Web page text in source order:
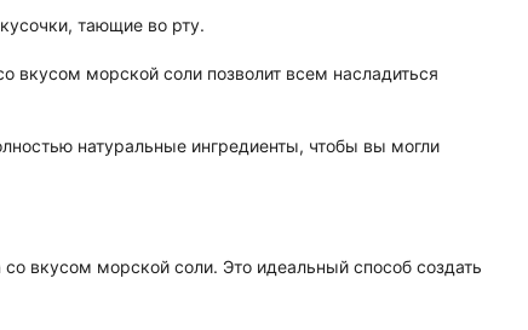
тающие во рту.
вкусом морской соли позволит всем насладиться
натуральные ингредиенты, чтобы вы могли
вкусом морской соли. Это идеальный способ создать